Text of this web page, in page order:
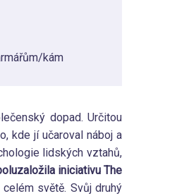
kám
dopad. Určitou
kde jí učaroval náboj a
lidských vztahů,
iniciativu The
světě. Svůj druhý